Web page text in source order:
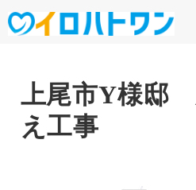
上尾市Y様邸
え工事